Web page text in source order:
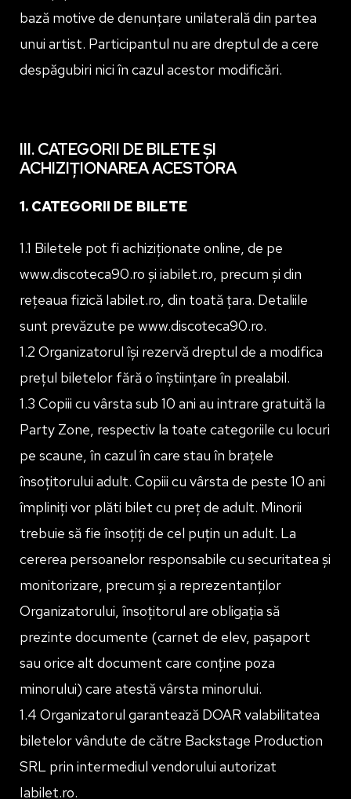
bază motive de denunțare unilaterală din partea
unui artist. Participantul nu are dreptul de a cere
despăgubiri nici în cazul acestor modificări.
III. CATEGORII DE BILETE ȘI
ACHIZIȚIONAREA ACESTORA
1. CATEGORII DE BILETE
1.1 Biletele pot fi achiziționate online, de pe
www.discoteca90.ro și iabilet.ro, precum și din
rețeaua fizică Iabilet.ro, din toată țara. Detaliile
sunt prevăzute pe www.discoteca90.ro.
1.2 Organizatorul își rezervă dreptul de a modifica
prețul biletelor fără o înștiințare în prealabil.
1.3 Copiii cu vârsta sub 10 ani au intrare gratuită la
Party Zone, respectiv la toate categoriile cu locuri
pe scaune, în cazul în care stau în brațele
însoțitorului adult. Copiii cu vârsta de peste 10 ani
împliniți vor plăti bilet cu preț de adult. Minorii
trebuie să fie însoțiți de cel puțin un adult. La
cererea persoanelor responsabile cu securitatea și
monitorizare, precum și a reprezentanților
Organizatorului, însoțitorul are obligația să
prezinte documente (carnet de elev, pașaport
sau orice alt document care conține poza
minorului) care atestă vârsta minorului.
1.4 Organizatorul garantează DOAR valabilitatea
biletelor vândute de către Backstage Production
SRL prin intermediul vendorului autorizat
Iabilet.ro.